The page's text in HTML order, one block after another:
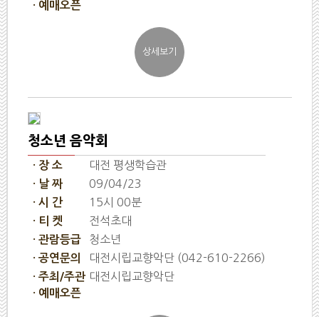
· 예매오픈
청소년 음악회
· 장 소 대전 평생학습관
· 날 짜 09/04/23
· 시 간 15시 00분
· 티 켓 전석초대
· 관람등급 청소년
· 공연문의 대전시립교향악단 (042-610-2266)
· 주최/주관 대전시립교향악단
· 예매오픈